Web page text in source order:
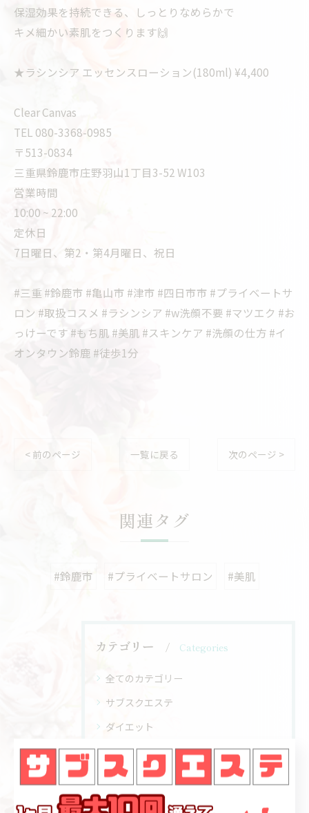
保湿効果を持続できる、しっとりなめらかで
キメ細かい素肌をつくります🙌
★ラシンシア エッセンスローション(180ml) ¥4,400
Clear Canvas
TEL 080-3368-0985
〒513-0834
三重県鈴鹿市庄野羽山1丁目3-52 W103
営業時間
10:00 ~ 22:00
定休日
7日曜日、第2・第4月曜日、祝日
#三重 #鈴鹿市 #亀山市 #津市 #四日市市 #プライベートサ
ロン #取扱コスメ #ラシンシア #w洗顔不要 #マツエク #お
っけーです #もち肌 #美肌 #スキンケア #洗顔の仕方 #イ
オンタウン鈴鹿 #徒歩1分
< 前のページ 一覧に戻る 次のページ >
関連タグ
#鈴鹿市 #プライベートサロン #美肌
カテゴリー Categories
全てのカテゴリー
サブスクエステ
ダイエット
耳つぼジュエリー
耳つぼジュエリー講座
薄毛